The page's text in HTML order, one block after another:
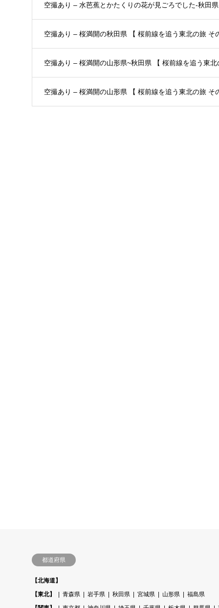
空撮あり – 水芭蕉とかたくりの花が見ごろでした-秋田
空撮あり – 桜満開の秋田県 【 桜前線を追う東北の旅 そ
空撮あり – 桜満開の山形県~秋田県 【 桜前線を追う東
空撮あり – 桜満開の山形県 【 桜前線を追う東北の旅 そ
都道府県
【北海道】
【東北】
青森県 岩手県 秋田県 宮城県 山形県
福島県